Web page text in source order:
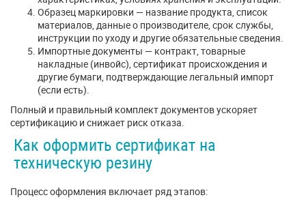
Образец маркировки — название продукта, список
материалов, данные о производителе, срок службы,
инструкции по уходу и другие обязательные сведения.
Импортные документы — контракт, товарные
накладные (инвойс), сертификат происхождения и
другие бумаги, подтверждающие легальный импорт
(если есть).
Полный и правильный комплект документов ускоряет
сертификацию и снижает риск отказа.
Как оформить сертификат на
техническую резину
Процесс оформления включает ряд этапов: